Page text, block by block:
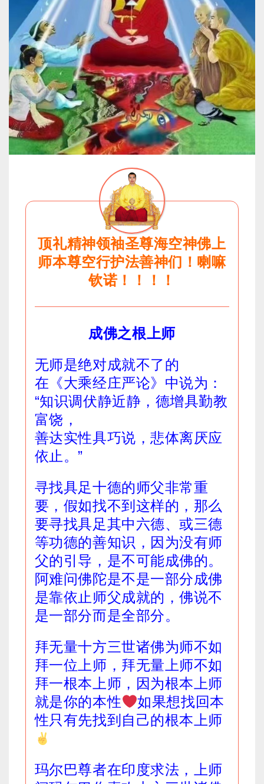
顶礼精神领袖圣尊海空神佛上
师本尊空行护法善神们！喇嘛
钦诺！！！！
成佛之根上师
无师是绝对成就不了的
在《大乘经庄严论》中说为：
“知识调伏静近静，德增具勤教
富饶，
善达实性具巧说，悲体离厌应
依止。”
寻找具足十德的师父非常重
要，假如找不到这样的，那么
要寻找具足其中六德、或三德
等功德的善知识，因为没有师
父的引导，是不可能成佛的。
阿难问佛陀是不是一部分成佛
是靠依止师父成就的，佛说不
是一部分而是全部分。
拜无量十方三世诸佛为师不如
拜一位上师，拜无量上师不如
拜一根本上师，因为根本上师
就是你的本性
如果想找回本
性只有先找到自己的根本上师
玛尔巴尊者在印度求法，上师